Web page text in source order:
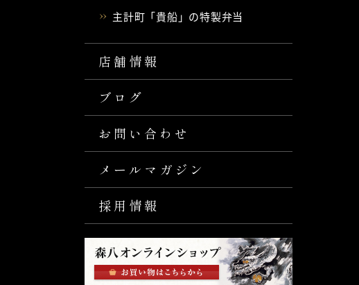
主計町「貴船」の特製弁当
店舗情報
ブログ
お問い合わせ
メールマガジン
採用情報